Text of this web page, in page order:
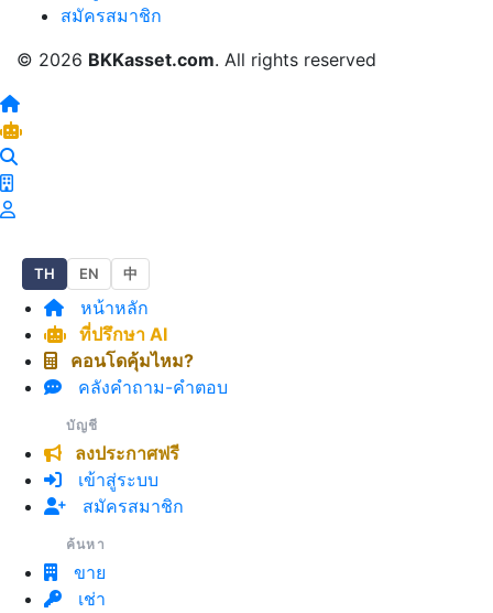
สมัครสมาชิก
© 2026 BKKasset.com. All rights reserved
TH EN 中
หน้าหลัก
ที่ปรึกษา AI
คอนโดคุ้มไหม?
คลังคำถาม-คำตอบ
บัญชี
ลงประกาศฟรี
เข้าสู่ระบบ
สมัครสมาชิก
ค้นหา
ขาย
เช่า